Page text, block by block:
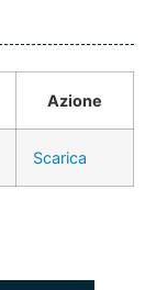
Azione
Scarica